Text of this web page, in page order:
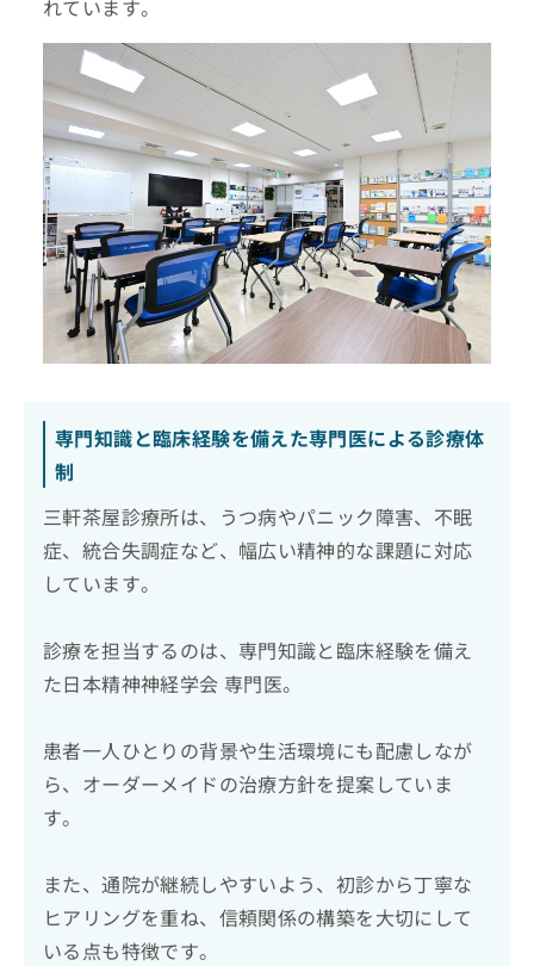
れています。
専門知識と臨床経験を備えた専門医による診療体
制
三軒茶屋診療所は、うつ病やパニック障害、不眠
症、統合失調症など、幅広い精神的な課題に対応
しています。
診療を担当するのは、専門知識と臨床経験を備え
た日本精神神経学会 専門医。
患者一人ひとりの背景や生活環境にも配慮しなが
ら、オーダーメイドの治療方針を提案していま
す。
また、通院が継続しやすいよう、初診から丁寧な
ヒアリングを重ね、信頼関係の構築を大切にして
いる点も特徴です。